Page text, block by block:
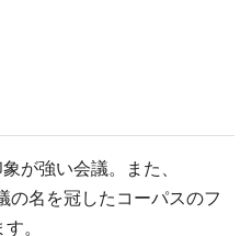
が強い会議。また、
の名を冠したコーパスのフ
。